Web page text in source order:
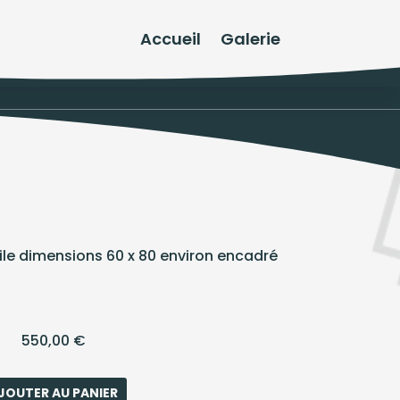
Accueil Galerie
dimensions 60 x 80 environ encadré
550,00 €